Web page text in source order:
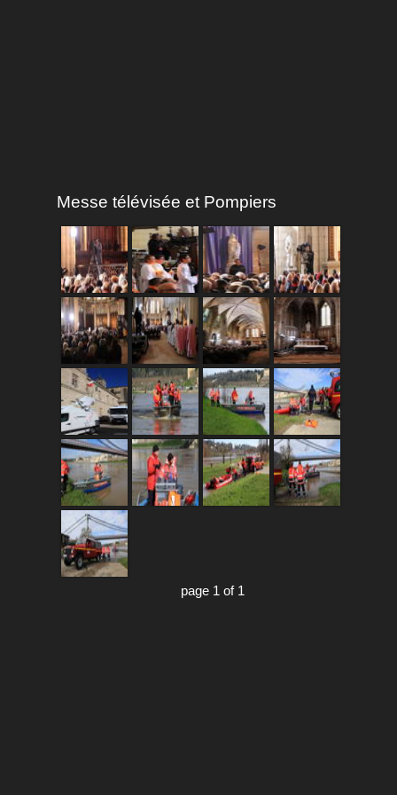
Messe télévisée et Pompiers
page 1 of 1